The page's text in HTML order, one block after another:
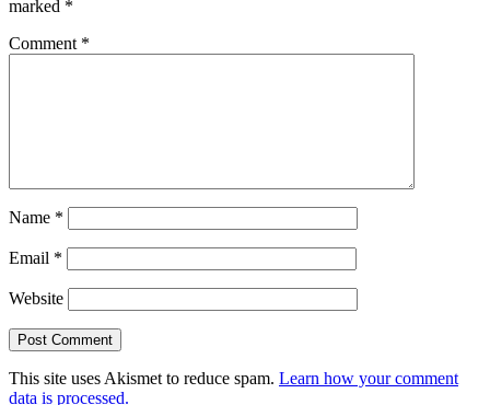
marked *
Comment *
Name *
Email *
Website
This site uses Akismet to reduce spam. Learn how your comment
data is processed.